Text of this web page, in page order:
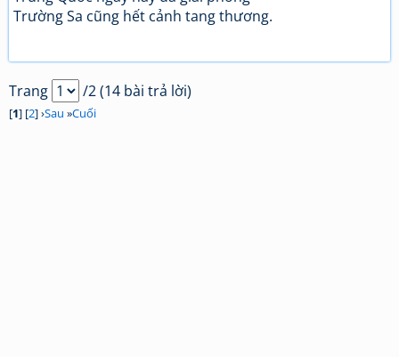
Trường Sa cũng hết cảnh tang thương.
Trang /2 (14 bài trả lời)
[1] [2] ›Sau »Cuối